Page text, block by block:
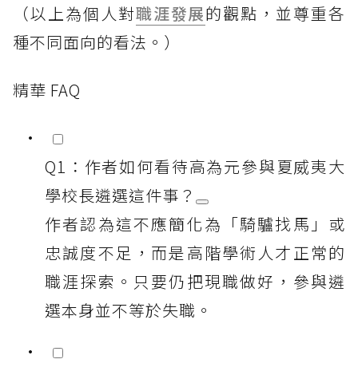
（以上為個人對職涯發展的觀點，並尊重各
種不同面向的看法。）
精華 FAQ
Q1：作者如何看待高為元參與夏威夷大
學校長遴選這件事？
作者認為這不應簡化為「騎驢找馬」或
忠誠度不足，而是高階學術人才正常的
職涯探索。只要仍把現職做好，參與遴
選本身並不等於失職。